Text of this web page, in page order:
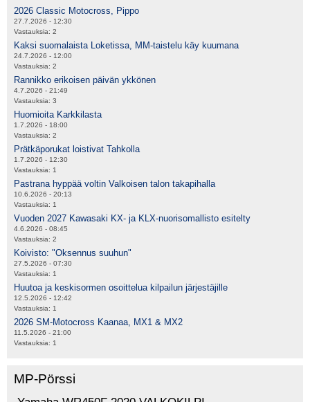
2026 Classic Motocross, Pippo
27.7.2026 - 12:30
Vastauksia: 2
Kaksi suomalaista Loketissa, MM-taistelu käy kuumana
24.7.2026 - 12:00
Vastauksia: 2
Rannikko erikoisen päivän ykkönen
4.7.2026 - 21:49
Vastauksia: 3
Huomioita Karkkilasta
1.7.2026 - 18:00
Vastauksia: 2
Prätkäporukat loistivat Tahkolla
1.7.2026 - 12:30
Vastauksia: 1
Pastrana hyppää voltin Valkoisen talon takapihalla
10.6.2026 - 20:13
Vastauksia: 1
Vuoden 2027 Kawasaki KX- ja KLX-nuorisomallisto esitelty
4.6.2026 - 08:45
Vastauksia: 2
Koivisto: "Oksennus suuhun"
27.5.2026 - 07:30
Vastauksia: 1
Huutoa ja keskisormen osoittelua kilpailun järjestäjille
12.5.2026 - 12:42
Vastauksia: 1
2026 SM-Motocross Kaanaa, MX1 & MX2
11.5.2026 - 21:00
Vastauksia: 1
MP-Pörssi